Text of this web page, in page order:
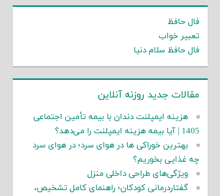
فال حافظ
تعبیر خواب
فال حافظ سلام دنیا
مقالات جدید روزنه آنلاین
هزینه ایمپلنت دندان با بیمه تأمین اجتماعی
1405 | آیا بیمه هزینه ایمپلنت را می‌دهد؟
بهترین خوراکی ها در هوای سرد؛ در هوای سرد
چه غذایی بخوریم؟
ویژگی‌های طراحی داخلی منزل
گفتاردرمانی کودکان؛ راهنمای کامل تشخیص،